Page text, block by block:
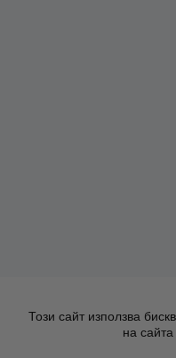
Този сайт използва
на